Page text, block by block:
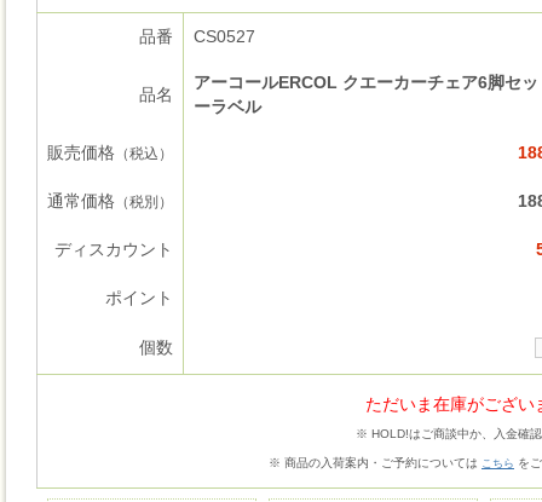
品番 CS0527
品名
アーコールERCOL クエーカーチェア6脚セ
ーラベル
販売価格 （税込）
通常価格 （税別）
ディスカウント
ポイント
個数
ただいま在庫がござい
※ HOLD!はご商談中か、入金確
※ 商品の入荷案内・ご予約については こちら を